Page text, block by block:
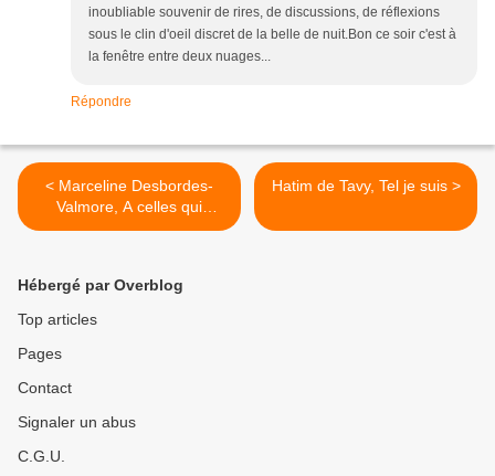
inoubliable souvenir de rires, de discussions, de réflexions
sous le clin d'oeil discret de la belle de nuit.Bon ce soir c'est à
la fenêtre entre deux nuages...
Répondre
< Marceline Desbordes-
Valmore, A celles qui
pleurent
Hatim de Tavy, Tel je suis >
Hébergé par Overblog
Top articles
Pages
Contact
Signaler un abus
C.G.U.